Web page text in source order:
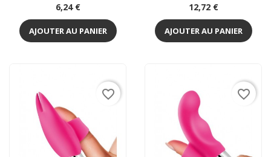
Prix
6,24 €
AJOUTER AU PANIER
Prix
12,72 €
AJOUTER AU PANIER
favorite_border favorite_border